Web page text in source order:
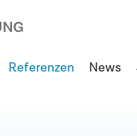
Referenzen News